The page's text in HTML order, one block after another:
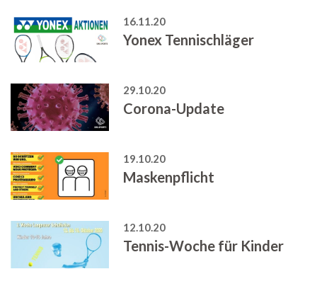
16.11.20
Yonex Tennischläger
29.10.20
Corona-Update
19.10.20
Maskenpflicht
12.10.20
Tennis-Woche für Kinder